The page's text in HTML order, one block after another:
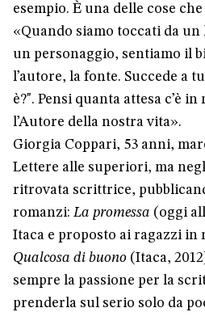
esempio. È una delle cose
«Quando siamo toccati da
un personaggio, sentiamo il
l’autore, la fonte. Succede a
è?". Pensi quanta attesa c’è
l’Autore della nostra vita».
Giorgia Coppari, 53 anni,
Lettere alle superiori, ma
ritrovata scrittrice,
romanzi: La promessa (oggi
Itaca e proposto ai ragazzi in
Qualcosa di buono (Itaca,
sempre la passione per la
prenderla sul serio solo da